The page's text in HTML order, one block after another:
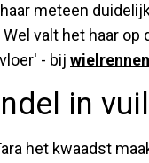
meteen
Wel valt het haar
- bij wielrennen
in
het kwaadst